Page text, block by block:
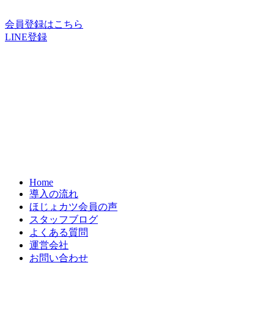
会員登録はこちら
LINE登録
Home
導入の流れ
ほじょカツ会員の声
スタッフブログ
よくある質問
運営会社
お問い合わせ